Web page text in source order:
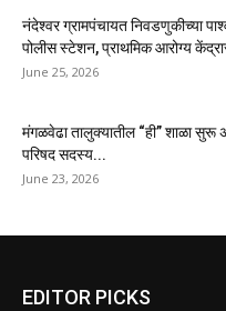
नंदेश्वर ग्रामपंचायत निवडणुकीच्या
पोलीस स्टेशन, प्राथमिक आरोग्य
June 25, 2026
मंगळवेढा तालुक्यातील “ही” शाळा सुरू
परिषद सदस्य...
June 23, 2026
EDITOR PICKS